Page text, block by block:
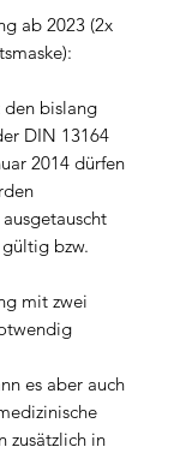
ab 2023 (2x
den bislang
DIN 13164
2014 dürfen
bzw.
mit zwei
es aber auch
zusätzlich in